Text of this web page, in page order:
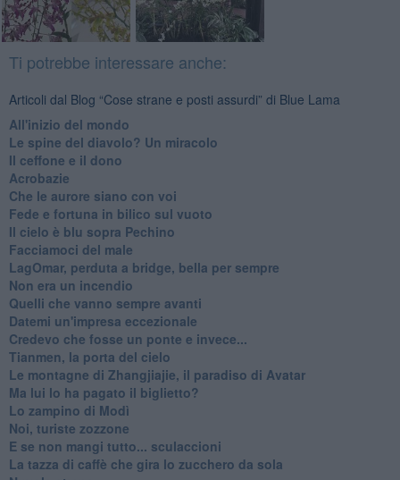
Ti potrebbe interessare anche:
Articoli dal Blog “Cose strane e posti assurdi” di Blue Lama
All'inizio del mondo
Le spine del diavolo? Un miracolo
Il ceffone e il dono
Acrobazie
Che le aurore siano con voi
Fede e fortuna in bilico sul vuoto
Il cielo è blu sopra Pechino
Facciamoci del male
LagOmar, perduta a bridge, bella per sempre
Non era un incendio
Quelli che vanno sempre avanti
Datemi un'impresa eccezionale
Credevo che fosse un ponte e invece...
Tianmen, la porta del cielo
Le montagne di Zhangjiajie, il paradiso di Avatar
Ma lui lo ha pagato il biglietto?
Lo zampino di Modì
Noi, turiste zozzone
E se non mangi tutto... sculaccioni
La tazza di caffè che gira lo zucchero da sola